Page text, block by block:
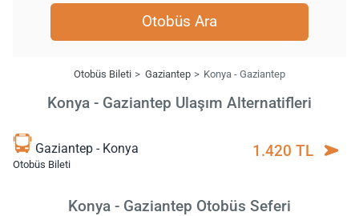
Otobüs Ara
Otobüs Bileti Gaziantep Konya - Gaziantep
Konya - Gaziantep Ulaşım Alternatifleri
Gaziantep - Konya
Otobüs Bileti
1.420 TL
Konya - Gaziantep Otobüs Seferi